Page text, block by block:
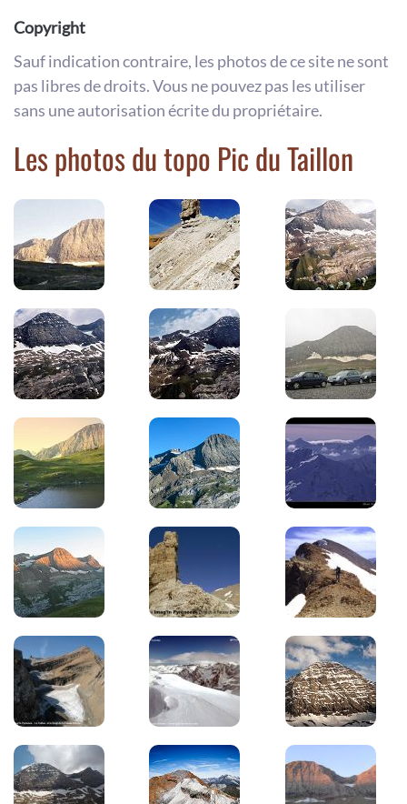
Copyright
Sauf indication contraire, les photos de ce site ne sont
pas libres de droits. Vous ne pouvez pas les utiliser
sans une autorisation écrite du propriétaire.
Les photos du topo Pic du Taillon